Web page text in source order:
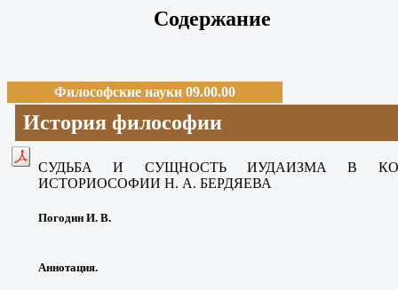
Содержание
Философские науки 09.00.00
История философии
СУДЬБА И СУЩНОСТЬ ИУДАИЗМА В
ИСТОРИОСОФИИ Н. А. БЕРДЯЕВА
Погодин И. В.
Аннотация.